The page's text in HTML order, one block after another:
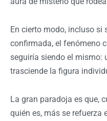
En cierto modo, incluso si
confirmada, el fenómeno
seguiría siendo el mismo:
trasciende la figura
La gran paradoja es que,
quién es, más se refuerza